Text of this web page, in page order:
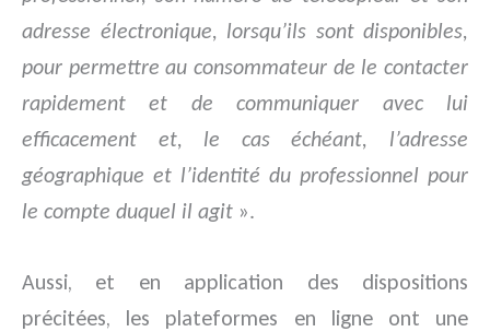
adresse électronique, lorsqu’ils sont disponibles,
pour permettre au consommateur de le contacter
rapidement et de communiquer avec lui
efficacement et, le cas échéant, l’adresse
géographique et l’identité du professionnel pour
le compte duquel il agit ».
Aussi, et en application des dispositions
précitées, les plateformes en ligne ont une